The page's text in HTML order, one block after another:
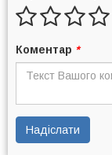
Коментар *
Надіслати